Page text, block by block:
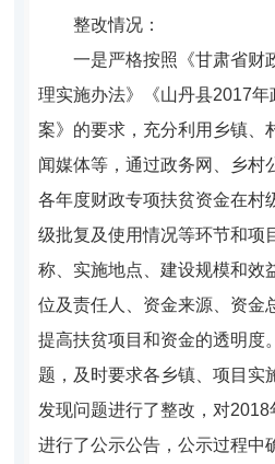
整改情况：
一是严格按照《甘肃省财
理实施办法》《山丹县2017
案》的要求，充分利用乡镇、
闻媒体等，通过政务网、乡村
各年度财政专项扶贫资金在村
级批复及使用情况等环节和项
称、实施地点、建设规模和效
位及责任人、资金来源、资金
提高扶贫项目和资金的透明度。
题，及时要求各乡镇、项目实
发现问题进行了整改，对
进行了公示公告，公示过程中